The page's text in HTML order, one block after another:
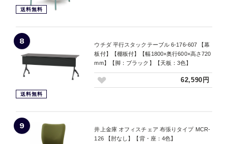
送料無料
8
送料無料
ウチダ 平行スタックテーブル 6-176-607 【幕
板付】【棚板付】【幅1800×奥行600×高さ720
mm】【脚：ブラック】【天板：3色】
62,590円
9
井上金庫 オフィスチェア 布張りタイプ MCR-
126 【肘なし】【背・座：4色】